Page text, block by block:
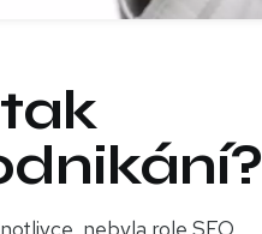
nebyla role SEO